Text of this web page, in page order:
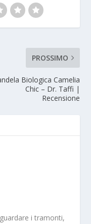
PROSSIMO
Biologica Camelia
Chic – Dr. Taffi |
Recensione
i tramonti,